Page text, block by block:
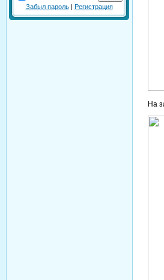
Забыл пароль| Регистрация
На